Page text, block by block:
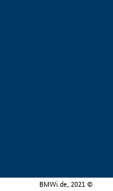
BMWi.de, 2021 ©